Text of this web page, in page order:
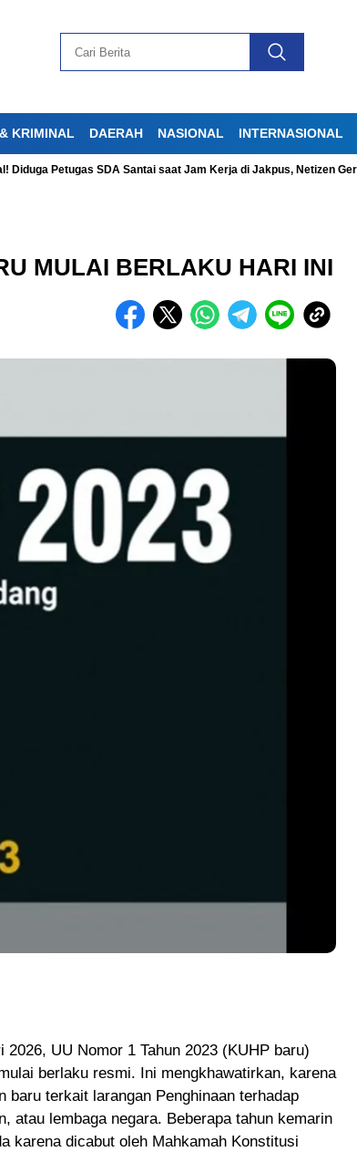
KRIMINAL DAERAH NASIONAL INTERNASIONAL
Petugas SDA Santai saat Jam Kerja di Jakpus, Netizen Geram
MULAI BERLAKU HARI INI
2026, UU Nomor 1 Tahun 2023 (KUHP baru)
berlaku resmi. Ini mengkhawatirkan, karena
baru terkait larangan Penghinaan terhadap
atau lembaga negara. Beberapa tahun kemarin
karena dicabut oleh Mahkamah Konstitusi